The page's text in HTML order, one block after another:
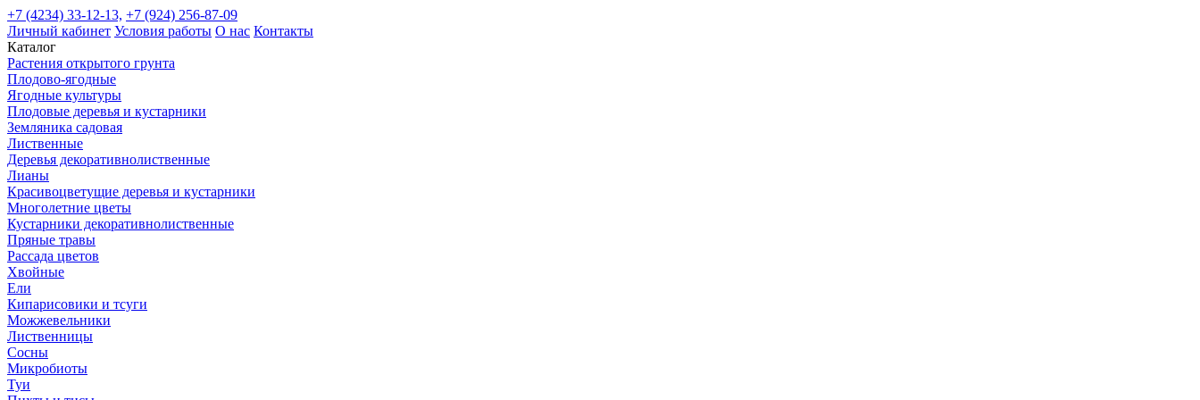
+7 (4234) 33-12-13, +7 (924) 256-87-09
Личный кабинет Условия работы О нас Контакты
Каталог
Растения открытого грунта
Плодово-ягодные
Ягодные культуры
Плодовые деревья и кустарники
Земляника садовая
Лиственные
Деревья декоративнолиственные
Лианы
Красивоцветущие деревья и кустарники
Многолетние цветы
Кустарники декоративнолиственные
Пряные травы
Рассада цветов
Хвойные
Ели
Кипарисовики и тсуги
Можжевельники
Лиственницы
Сосны
Микробиоты
Туи